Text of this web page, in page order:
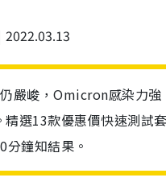
2022.03.13
嚴峻，Omicron感染力
精選13款優惠價快速測試
分鐘知結果。